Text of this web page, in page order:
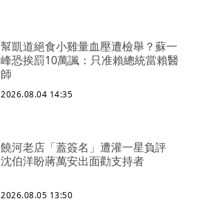
幫凱道絕食小雞量血壓遭檢舉？蘇一
峰恐挨罰10萬諷：只准賴總統當賴醫
師
2026.08.04 14:35
饒河老店「蓋簽名」遭灌一星負評
沈伯洋盼蔣萬安出面勸支持者
2026.08.05 13:50